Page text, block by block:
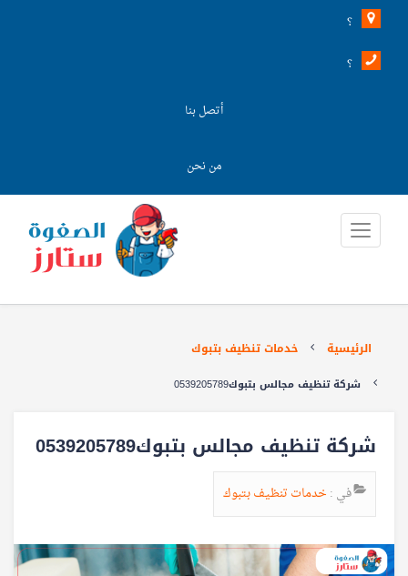
؟
أتصل بنا
من نحن
الرئيسية خدمات تنظيف بتبوك
شركة تنظيف مجالس بتبوك0539205789
شركة تنظيف مجالس بتبوك0539205789
في : خدمات تنظيف بتبوك